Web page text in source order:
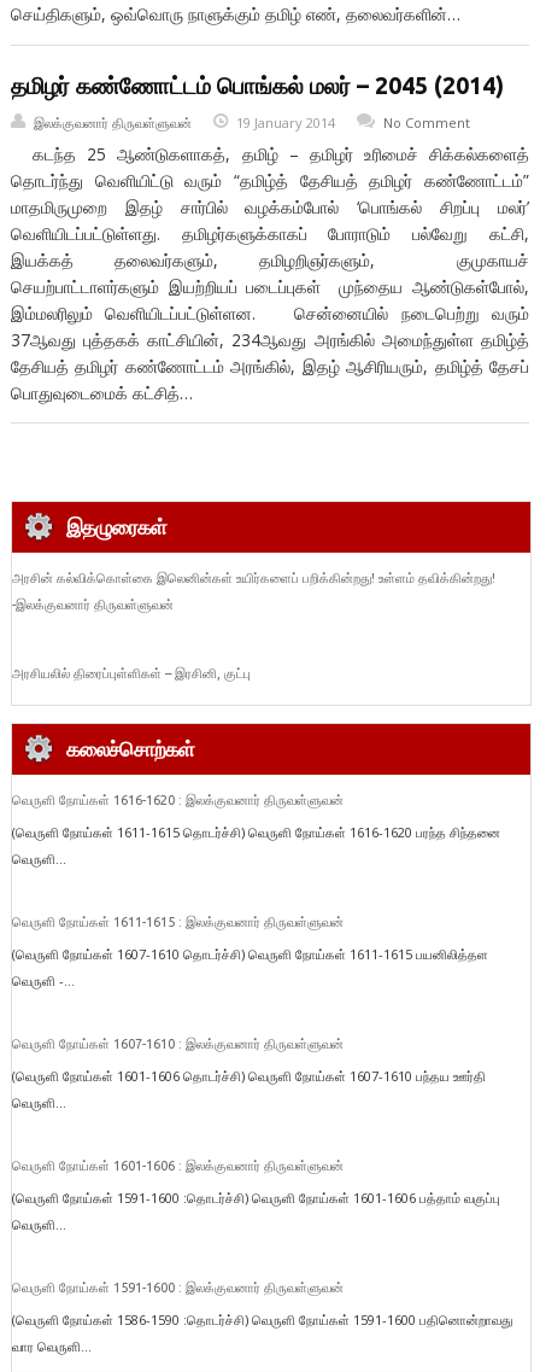
செய்திகளும், ஒவ்வொரு நாளுக்கும் தமிழ் எண், தலைவர்களின்…
தமிழர் கண்ணோட்டம் பொங்கல் மலர் – 2045 (2014)
இலக்குவனார் திருவள்ளுவன் 19 January 2014 No Comment
கடந்த 25 ஆண்டுகளாகத், தமிழ் – தமிழர் உரிமைச் சிக்கல்களைத்
தொடர்ந்து வெளியிட்டு வரும் “தமிழ்த் தேசியத் தமிழர் கண்ணோட்டம்”
மாதமிருமுறை இதழ் சார்பில் வழக்கம்போல் ‘பொங்கல் சிறப்பு மலர்’
வெளியிடப்பட்டுள்ளது. தமிழர்களுக்காகப் போராடும் பல்வேறு கட்சி,
இயக்கத் தலைவர்களும், தமிழறிஞர்களும், குமுகாயச்
செயற்பாட்டாளர்களும் இயற்றியப் படைப்புகள் முந்தைய ஆண்டுகள்போல்,
இம்மலரிலும் வெளியிடப்பட்டுள்ளன. சென்னையில் நடைபெற்று வரும்
37ஆவது புத்தகக் காட்சியின், 234ஆவது அரங்கில் அமைந்துள்ள தமிழ்த்
தேசியத் தமிழர் கண்ணோட்டம் அரங்கில், இதழ் ஆசிரியரும், தமிழ்த் தேசப்
பொதுவுடைமைக் கட்சித்…
இதழுரைகள்
அரசின் கல்விக்கொள்கை இலெனின்கள் உயிர்களைப் பறிக்கின்றது! உள்ளம் தவிக்கின்றது!
-இலக்குவனார் திருவள்ளுவன்
அரசியலில் திரைப்புள்ளிகள் – இரசினி, குட்பு
கலைச்சொற்கள்
வெருளி நோய்கள் 1616-1620 : இலக்குவனார் திருவள்ளுவன்
(வெருளி நோய்கள் 1611-1615 தொடர்ச்சி) வெருளி நோய்கள் 1616-1620 பரந்த சிந்தனை
வெருளி...
வெருளி நோய்கள் 1611-1615 : இலக்குவனார் திருவள்ளுவன்
(வெருளி நோய்கள் 1607-1610 தொடர்ச்சி) வெருளி நோய்கள் 1611-1615 பயனிலித்தள
வெருளி -...
வெருளி நோய்கள் 1607-1610 : இலக்குவனார் திருவள்ளுவன்
(வெருளி நோய்கள் 1601-1606 தொடர்ச்சி) வெருளி நோய்கள் 1607-1610 பந்தய ஊர்தி
வெருளி...
வெருளி நோய்கள் 1601-1606 : இலக்குவனார் திருவள்ளுவன்
(வெருளி நோய்கள் 1591-1600 :தொடர்ச்சி) வெருளி நோய்கள் 1601-1606 பத்தாம் வகுப்பு
வெருளி...
வெருளி நோய்கள் 1591-1600 : இலக்குவனார் திருவள்ளுவன்
(வெருளி நோய்கள் 1586-1590 :தொடர்ச்சி) வெருளி நோய்கள் 1591-1600 பதினொன்றாவது
வார வெருளி...